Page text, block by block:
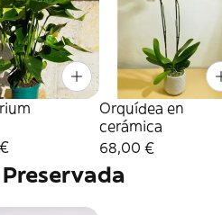
Orquídea en
cerámica
68,00 €